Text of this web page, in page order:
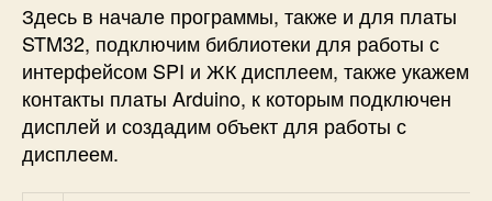
Здесь в начале программы, также и для платы
STM32, подключим библиотеки для работы с
интерфейсом SPI и ЖК дисплеем, также укажем
контакты платы Arduino, к которым подключен
дисплей и создадим объект для работы с
дисплеем.